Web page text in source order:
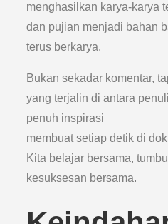
menghasilkan karya-karya
dan pujian menjadi bahan
terus berkarya.
Bukan sekadar komentar,
yang terjalin di antara
penuh inspirasi
membuat setiap detik di
Kita belajar bersama,
kesuksesan bersama.